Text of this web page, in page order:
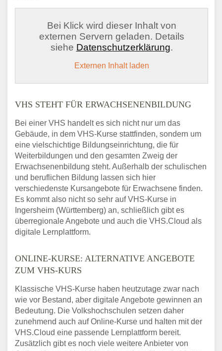
Bei Klick wird dieser Inhalt von
externen Servern geladen. Details
siehe Datenschutzerklärung.
Externen Inhalt laden
VHS STEHT FÜR ERWACHSENENBILDUNG
Bei einer VHS handelt es sich nicht nur um das
Gebäude, in dem VHS-Kurse stattfinden, sondern um
eine vielschichtige Bildungseinrichtung, die für
Weiterbildungen und den gesamten Zweig der
Erwachsenenbildung steht. Außerhalb der schulischen
und beruflichen Bildung lassen sich hier
verschiedenste Kursangebote für Erwachsene finden.
Es kommt also nicht so sehr auf VHS-Kurse in
Ingersheim (Württemberg) an, schließlich gibt es
überregionale Angebote und auch die VHS.Cloud als
digitale Lernplattform.
ONLINE-KURSE: ALTERNATIVE ANGEBOTE
ZUM VHS-KURS
Klassische VHS-Kurse haben heutzutage zwar nach
wie vor Bestand, aber digitale Angebote gewinnen an
Bedeutung. Die Volkshochschulen setzen daher
zunehmend auch auf Online-Kurse und halten mit der
VHS.Cloud eine passende Lernplattform bereit.
Zusätzlich gibt es noch viele weitere Anbieter von